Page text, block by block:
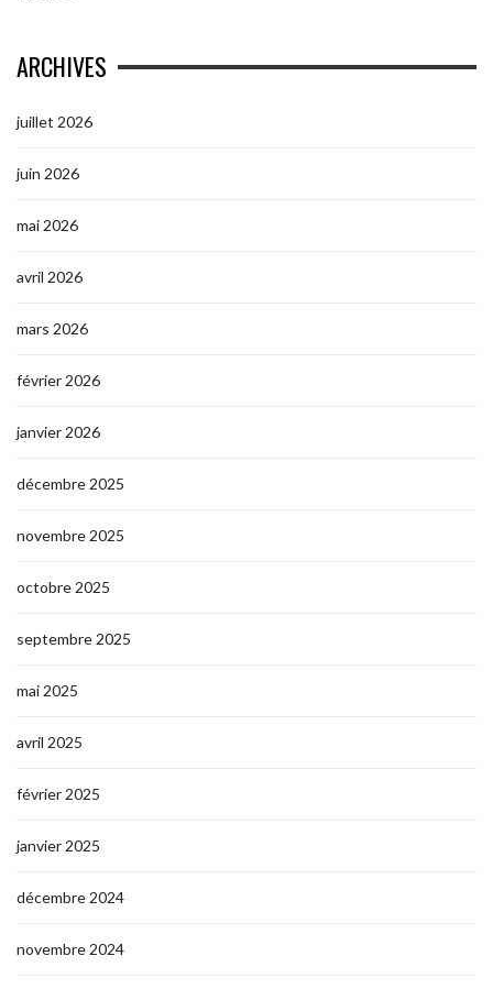
ARCHIVES
juillet 2026
juin 2026
mai 2026
avril 2026
mars 2026
février 2026
janvier 2026
décembre 2025
novembre 2025
octobre 2025
septembre 2025
mai 2025
avril 2025
février 2025
janvier 2025
décembre 2024
novembre 2024